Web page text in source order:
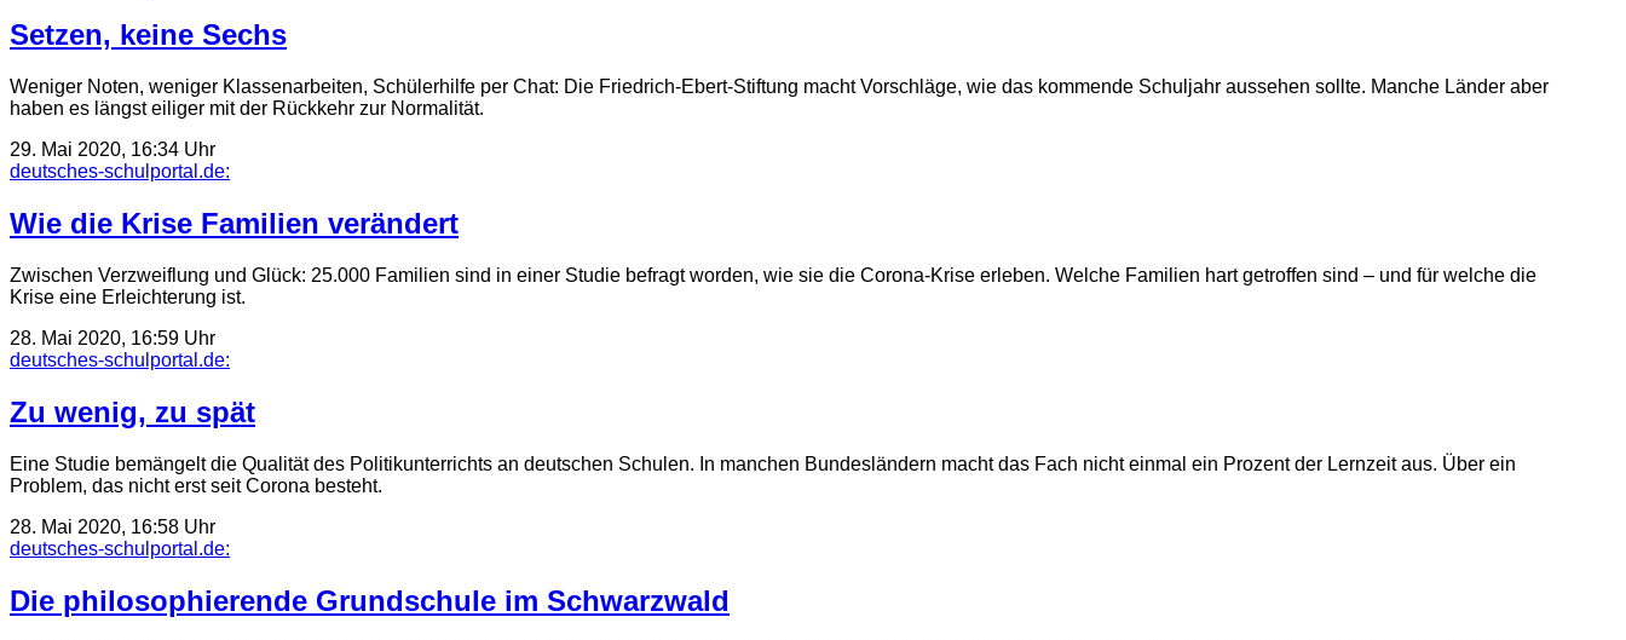
Setzen, keine Sechs
Weniger Noten, weniger Klassenarbeiten, Schülerhilfe per Chat: Die Friedrich-Ebert-Stiftung macht Vorschläge, wie das kommende Schuljahr aussehen sollte. Manche Länder aber
haben es längst eiliger mit der Rückkehr zur Normalität.
29. Mai 2020, 16:34 Uhr
deutsches-schulportal.de:
Wie die Krise Familien verändert
Zwischen Verzweiflung und Glück: 25.000 Familien sind in einer Studie befragt worden, wie sie die Corona-Krise erleben. Welche Familien hart getroffen sind – und für welche die
Krise eine Erleichterung ist.
28. Mai 2020, 16:59 Uhr
deutsches-schulportal.de:
Zu wenig, zu spät
Eine Studie bemängelt die Qualität des Politikunterrichts an deutschen Schulen. In manchen Bundesländern macht das Fach nicht einmal ein Prozent der Lernzeit aus. Über ein
Problem, das nicht erst seit Corona besteht.
28. Mai 2020, 16:58 Uhr
deutsches-schulportal.de:
Die philosophierende Grundschule im Schwarzwald